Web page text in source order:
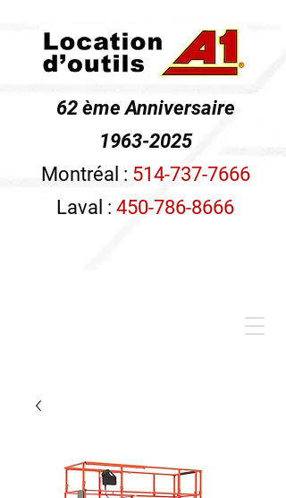
62 ème Anniversaire
1963-2025
Montréal : 514-737-7666
Laval : 450-786-8666